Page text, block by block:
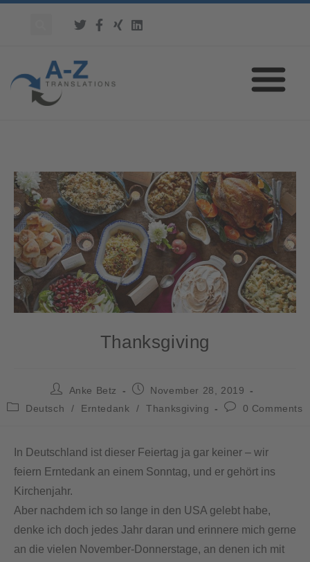
Thanksgiving
Anke Betz
November 28, 2019
Deutsch
/ Erntedank / Thanksgiving 0 Comments
In Deutschland ist dieser Feiertag ja gar keiner – wir
feiern Erntedank an einem Sonntag, und er gehört ins
Kirchenjahr.
Aber nachdem ich so lange in den USA gelebt habe,
denke ich doch jedes Jahr daran und erinnere mich gerne
an die vielen November-Donnerstage, an denen ich mit